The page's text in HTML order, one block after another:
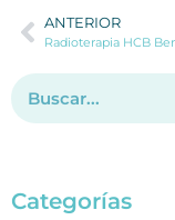
ANTERIOR
Categorías